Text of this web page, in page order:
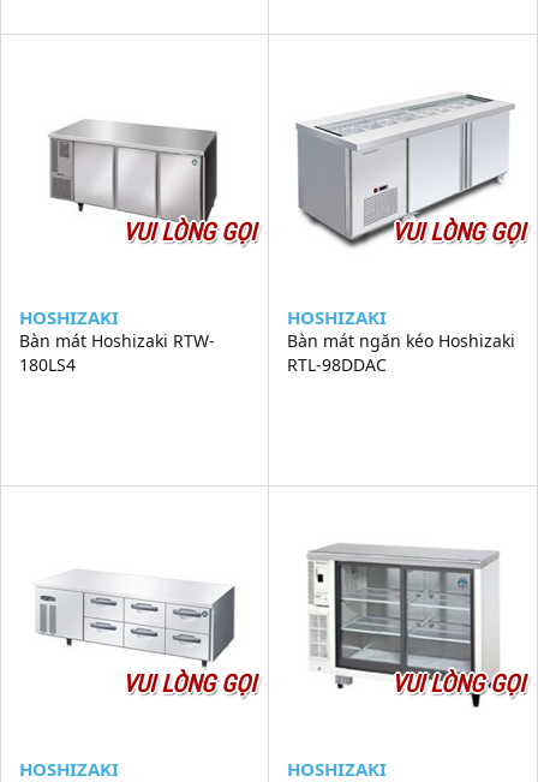
VUI LÒNG GỌI
HOSHIZAKI
Bàn mát Hoshizaki RTW-
180LS4
VUI LÒNG GỌI
HOSHIZAKI
Bàn mát ngăn kéo Hoshizaki
RTL-98DDAC
VUI LÒNG GỌI
HOSHIZAKI
VUI LÒNG GỌI
HOSHIZAKI